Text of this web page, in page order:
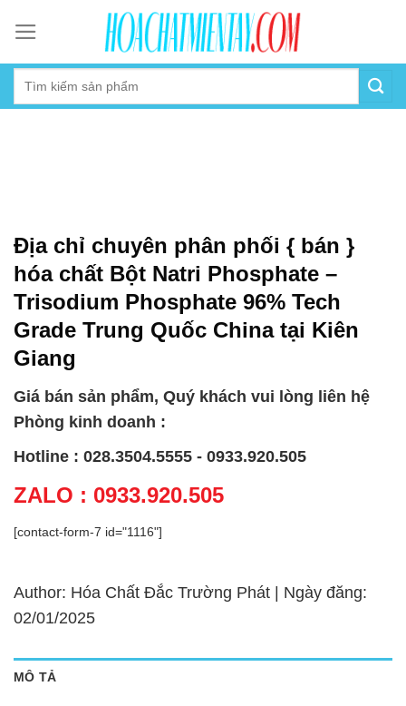
content
Địa chỉ chuyên phân phối { bán }
hóa chất Bột Natri Phosphate –
Trisodium Phosphate 96% Tech
Grade Trung Quốc China tại Kiên
Giang
Giá bán sản phẩm, Quý khách vui lòng liên hệ
Phòng kinh doanh :
Hotline : 028.3504.5555 - 0933.920.505
ZALO : 0933.920.505
[contact-form-7 id="1116"]
Author: Hóa Chất Đắc Trường Phát | Ngày đăng:
02/01/2025
MÔ TẢ